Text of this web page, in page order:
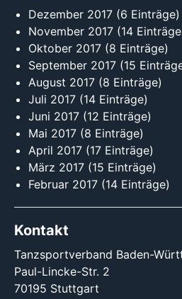
Dezember 2017 (6 Einträge)
November 2017 (14
Oktober 2017 (8 Einträge)
September 2017 (15
August 2017 (8 Einträge)
Juli 2017 (14 Einträge)
Juni 2017 (12 Einträge)
Mai 2017 (8 Einträge)
April 2017 (17 Einträge)
März 2017 (15 Einträge)
Februar 2017 (14 Einträge)
Kontakt
Tanzsportverband Baden-
Paul-Lincke-Str. 2
70195 Stuttgart